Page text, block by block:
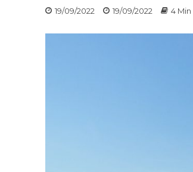
19/09/2022 19/09/2022 4 Min